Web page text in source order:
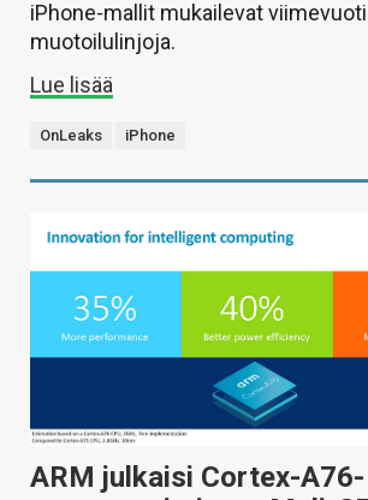
iPhone-mallit mukailevat
muotoilulinjoja.
Lue lisää
OnLeaks iPhone
ARM julkaisi Cortex-A76-